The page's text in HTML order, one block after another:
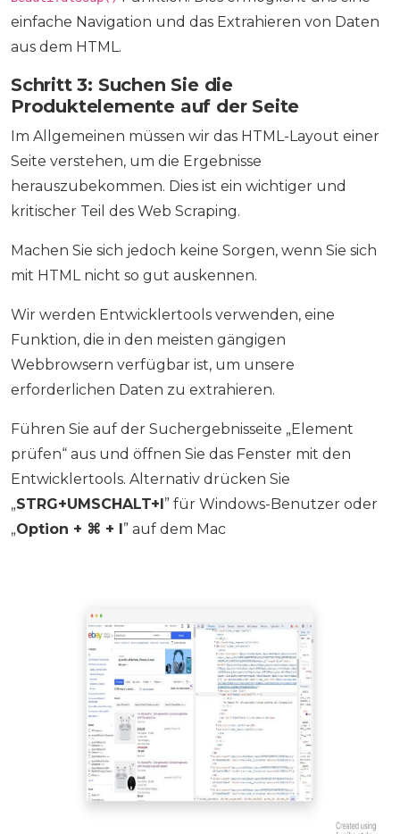
einfache Navigation und das Extrahieren von Daten
aus dem HTML.
Schritt 3: Suchen Sie die
Produktelemente auf der Seite
Im Allgemeinen müssen wir das HTML-Layout einer
Seite verstehen, um die Ergebnisse
herauszubekommen. Dies ist ein wichtiger und
kritischer Teil des Web Scraping.
Machen Sie sich jedoch keine Sorgen, wenn Sie sich
mit HTML nicht so gut auskennen.
Wir werden Entwicklertools verwenden, eine
Funktion, die in den meisten gängigen
Webbrowsern verfügbar ist, um unsere
erforderlichen Daten zu extrahieren.
Führen Sie auf der Suchergebnisseite „Element
prüfen“ aus und öffnen Sie das Fenster mit den
Entwicklertools. Alternativ drücken Sie
„STRG+UMSCHALT+I ” für Windows-Benutzer oder
„Option + ⌘ + I ” auf dem Mac